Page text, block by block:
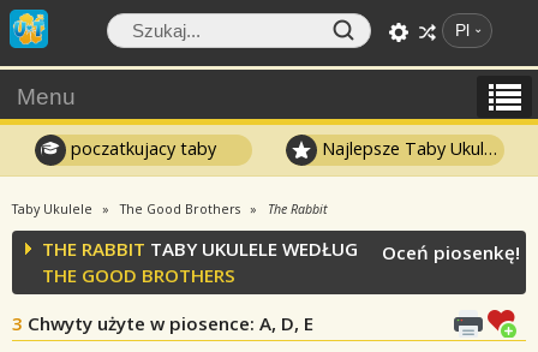
Pl
Menu
poczatkujacy taby Najlepsze Taby Ukulele
Taby Ukulele The Good Brothers The Rabbit
THE RABBIT TABY UKULELE WEDŁUG
THE GOOD BROTHERS
3 Chwyty użyte w piosence: A, D, E
Oceń piosenkę!